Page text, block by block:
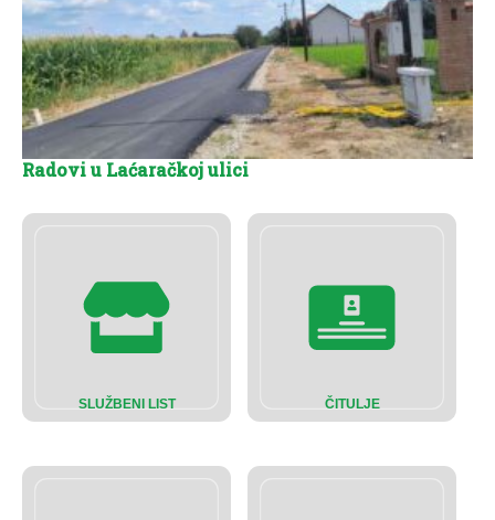
SLUŽBENI LIST ČITULJE
Radovi u Laćaračkoj ulici